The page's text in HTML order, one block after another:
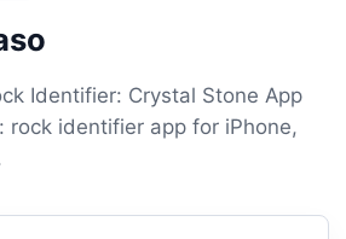
Identifier: Crystal Stone App
rock identifier app for iPhone,